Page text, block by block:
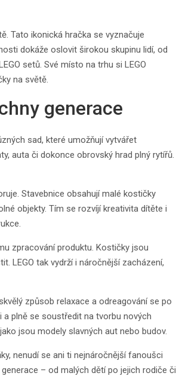
Tato ikonická hračka se vyznačuje
dokáže oslovit širokou skupinu lidí, od
setů. Své místo na trhu si LEGO
na světě.
generace
sad, které umožňují vytvářet
auta či dokonce obrovský hrad plný rytířů.
Stavebnice obsahují malé kostičky
objekty. Tím se rozvíjí kreativita dítěte i
zpracování produktu. Kostičky jsou
LEGO tak vydrží i náročnější zacházení,
způsob relaxace a odreagování se po
plně se soustředit na tvorbu nových
jsou modely slavných aut nebo budov.
nenudí se ani ti nejnáročnější fanoušci
– od malých dětí po jejich rodiče či